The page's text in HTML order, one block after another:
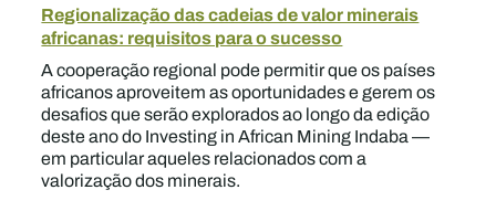
Regionalização das cadeias de valor minerais
africanas: requisitos para o sucesso
A cooperação regional pode permitir que os países
africanos aproveitem as oportunidades e gerem os
desafios que serão explorados ao longo da edição
deste ano do Investing in African Mining Indaba —
em particular aqueles relacionados com a
valorização dos minerais.